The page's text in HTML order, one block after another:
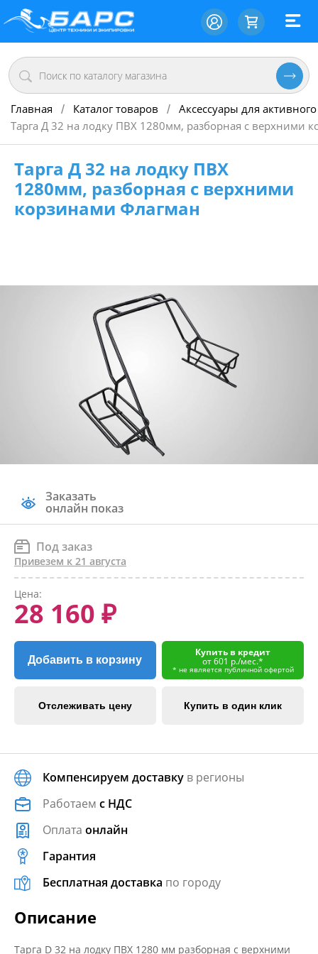
Главная / Каталог товаров / Аксессуары для
Тарга Д 32 на лодку ПВХ 1280мм, разборная с верхними
Тарга Д 32 на лодку ПВХ
1280мм, разборная с верхними
корзинами Флагман
Заказать
онлайн показ
Под заказ
Привезем к 21 августа
Цена:
28 160 ₽
Добавить в корзину
Купить в кредит
от 601 р./мес.*
* не является публичной офертой
Отслеживать цену Купить в один клик
Компенсируем доставку в регионы
Работаем с НДС
Оплата онлайн
Гарантия
Бесплатная доставка по городу
Описание
Тарга D 32 на лодку ПВХ 1280 мм разборная с верхними